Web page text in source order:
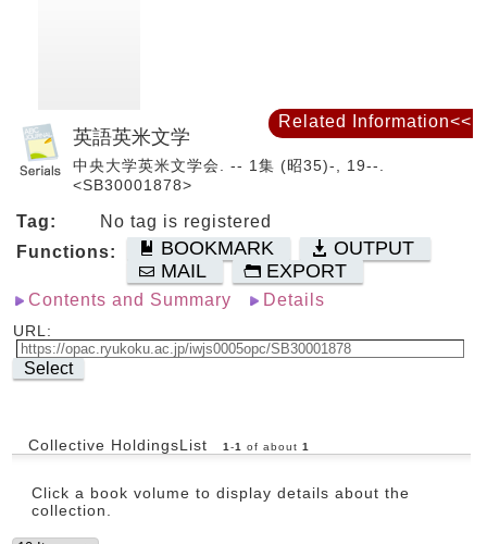
英語英米文学
中央大学英米文学会. -- 1集 (昭35)-, 19--.
<SB30001878>
Tag:
No tag is registered
Functions:
BOOKMARK
OUTPUT
MAIL
EXPORT
Contents and Summary Details
URL:
Select
Collective HoldingsList 1 -1 of about 1
Click a book volume to display details about the
collection.
Related Information<<